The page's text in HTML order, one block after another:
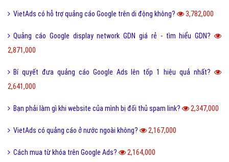
VietAds có hỗ trợ quảng cáo Google trên di động không? 3,782,000
Quảng cáo Google display network GDN giá rẻ - tìm hiểu GDN?
2,871,000
Bí quyết đưa quảng cáo Google Ads lên tốp 1 hiệu quả nhất?
2,641,000
Bạn phải làm gì khi website của mình bị đối thủ spam link? 2,347,000
VietAds có quảng cáo ở nước ngoài không? 2,167,000
Cách mua từ khóa trên Google Ads? 2,164,000